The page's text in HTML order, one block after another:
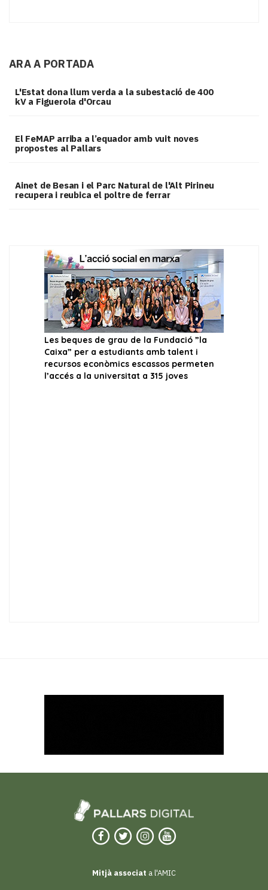
ARA A PORTADA
L'Estat dona llum verda a la subestació de 400
kV a Figuerola d'Orcau
El FeMAP arriba a l’equador amb vuit noves
propostes al Pallars
Ainet de Besan i el Parc Natural de l'Alt Pirineu
recupera i reubica el poltre de ferrar
Mitjà associat a l'AMIC